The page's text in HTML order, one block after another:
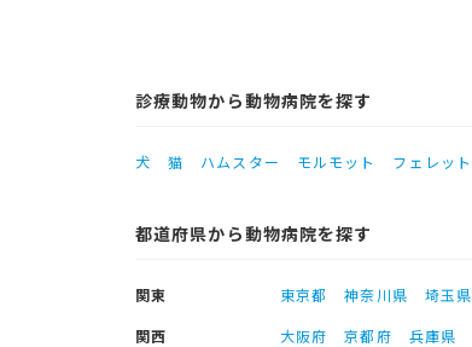
診療動物から動物病院を探す
犬 猫 ハムスター モルモット フェレット
都道府県から動物病院を探す
関東 東京都 神奈川県 埼玉県
関西
大阪府 京都府 兵庫県